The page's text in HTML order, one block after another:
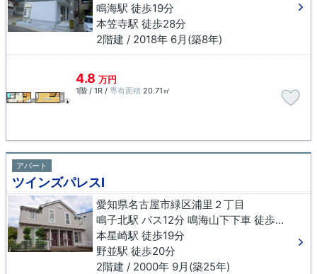
鳴海駅 徒歩19分
本笠寺駅 徒歩28分
2階建 / 2018年 6月(築8年)
4.8 万円
1階 / 1R / 専有面積 20.71㎡
アパート
ツインズパレスⅠ
愛知県名古屋市緑区浦里２丁目
鳴子北駅 バス12分 鳴海山下下車 徒歩5分
本星崎駅 徒歩19分
野並駅 徒歩20分
2階建 / 2000年 9月(築25年)